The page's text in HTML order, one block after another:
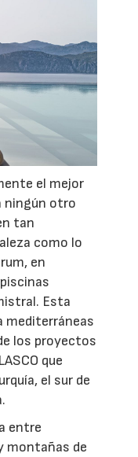
el mejor
ningún otro
tan
como lo
en
Esta
mediterráneas
los proyectos
que
el sur de
entre
montañas de